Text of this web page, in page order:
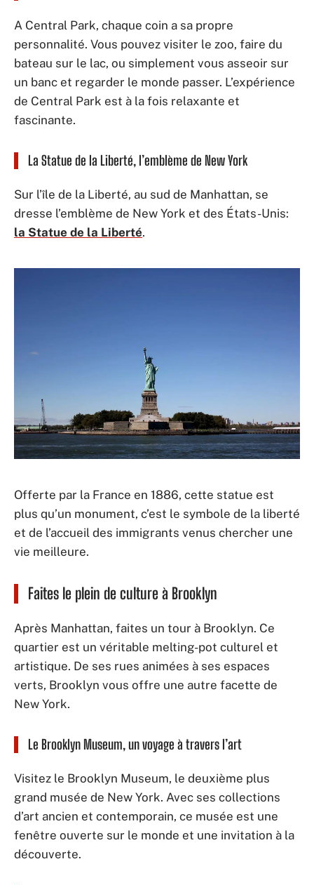
A Central Park, chaque coin a sa propre
personnalité. Vous pouvez visiter le zoo, faire du
bateau sur le lac, ou simplement vous asseoir sur
un banc et regarder le monde passer. L’expérience
de Central Park est à la fois relaxante et
fascinante.
La Statue de la Liberté, l’emblème de New York
Sur l’île de la Liberté, au sud de Manhattan, se
dresse l’emblème de New York et des États-Unis:
la Statue de la Liberté.
Offerte par la France en 1886, cette statue est
plus qu’un monument, c’est le symbole de la liberté
et de l’accueil des immigrants venus chercher une
vie meilleure.
Faites le plein de culture à Brooklyn
Après Manhattan, faites un tour à Brooklyn. Ce
quartier est un véritable melting-pot culturel et
artistique. De ses rues animées à ses espaces
verts, Brooklyn vous offre une autre facette de
New York.
Le Brooklyn Museum, un voyage à travers l’art
Visitez le Brooklyn Museum, le deuxième plus
grand musée de New York. Avec ses collections
d’art ancien et contemporain, ce musée est une
fenêtre ouverte sur le monde et une invitation à la
découverte.